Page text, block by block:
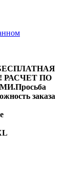
РАСЧЕТ ПО
заказа